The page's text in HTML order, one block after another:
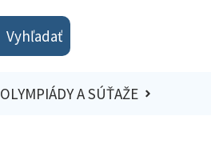
Vyhľadať
OLYMPIÁDY A SÚŤAŽE